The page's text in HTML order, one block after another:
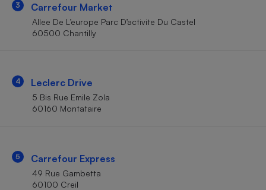
3 Carrefour Market
Allee De L’europe Parc D’activite Du Castel
60500 Chantilly
4 Leclerc Drive
5 Bis Rue Emile Zola
60160 Montataire
5 Carrefour Express
49 Rue Gambetta
60100 Creil